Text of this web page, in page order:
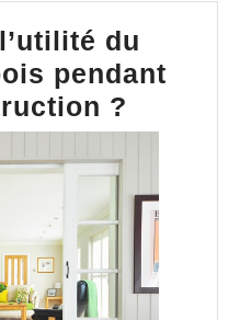
du
pendant
?
est
du
tasseau
de
bois